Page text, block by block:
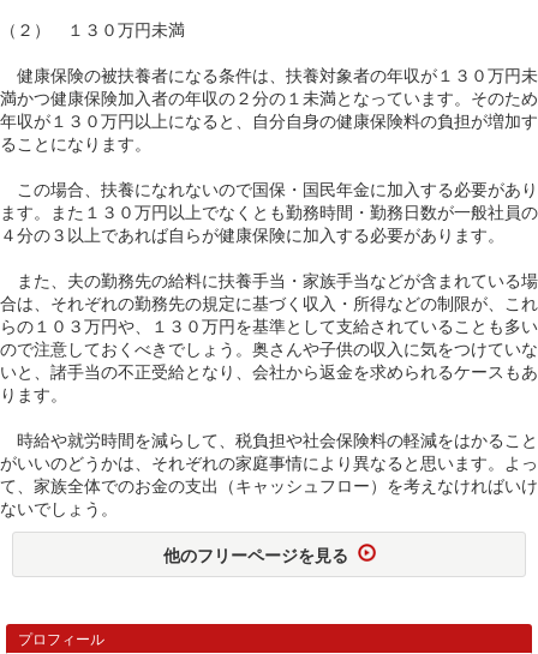
（２） １３０万円未満
健康保険の被扶養者になる条件は、扶養対象者の年収が１３０万円未
満かつ健康保険加入者の年収の２分の１未満となっています。そのため
年収が１３０万円以上になると、自分自身の健康保険料の負担が増加す
ることになります。
この場合、扶養になれないので国保・国民年金に加入する必要があり
ます。また１３０万円以上でなくとも勤務時間・勤務日数が一般社員の
４分の３以上であれば自らが健康保険に加入する必要があります。
また、夫の勤務先の給料に扶養手当・家族手当などが含まれている場
合は、それぞれの勤務先の規定に基づく収入・所得などの制限が、これ
らの１０３万円や、１３０万円を基準として支給されていることも多い
ので注意しておくべきでしょう。奥さんや子供の収入に気をつけていな
いと、諸手当の不正受給となり、会社から返金を求められるケースもあ
ります。
時給や就労時間を減らして、税負担や社会保険料の軽減をはかること
がいいのどうかは、それぞれの家庭事情により異なると思います。よっ
て、家族全体でのお金の支出（キャッシュフロー）を考えなければいけ
ないでしょう。
他のフリーページを見る
プロフィール